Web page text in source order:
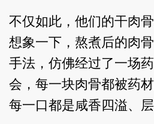
不仅如此，他们的干肉
想象一下，熬煮后的肉
手法，仿佛经过了一场
会，每一块肉骨都被药
每一口都是咸香四溢、层